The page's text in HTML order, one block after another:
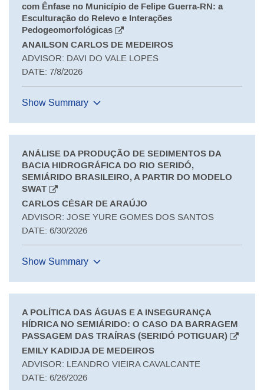
com Ênfase no Município de Felipe Guerra-RN: a
Esculturação do Relevo e Interações
Pedogeomorfológicas
ANAILSON CARLOS DE MEDEIROS
ADVISOR: DAVI DO VALE LOPES
DATE: 7/8/2026
Show Summary
ANÁLISE DA PRODUÇÃO DE SEDIMENTOS DA
BACIA HIDROGRÁFICA DO RIO SERIDÓ,
SEMIÁRIDO BRASILEIRO, A PARTIR DO MODELO
SWAT
CARLOS CÉSAR DE ARAÚJO
ADVISOR: JOSE YURE GOMES DOS SANTOS
DATE: 6/30/2026
Show Summary
A POLÍTICA DAS ÁGUAS E A INSEGURANÇA
HÍDRICA NO SEMIÁRIDO: O CASO DA BARRAGEM
PASSAGEM DAS TRAÍRAS (SERIDÓ POTIGUAR)
EMILY KADIDJA DE MEDEIROS
ADVISOR: LEANDRO VIEIRA CAVALCANTE
DATE: 6/26/2026